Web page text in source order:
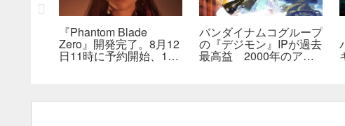
『Phantom Blade
Zero』開発完了。8月12
日11時に予約開始、11
バンダイナムコグループ
の『デジモン』IPが過去
最高益 2000年のアニ